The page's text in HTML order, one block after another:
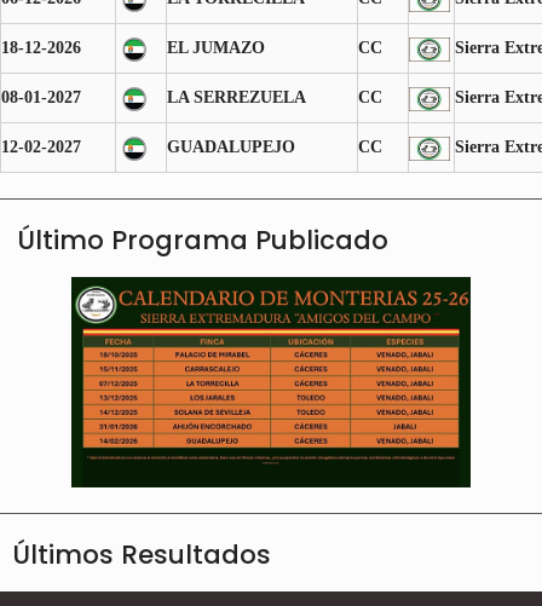
18-12-2026 EL JUMAZO CC Sierra
08-01-2027 LA SERREZUELA CC Sierra
12-02-2027 GUADALUPEJO CC Sierra
Último Programa Publicado
Últimos Resultados